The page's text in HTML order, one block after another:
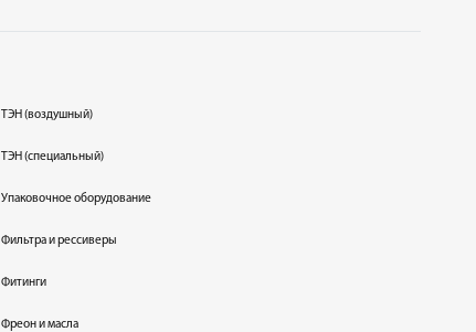
ТЭН (воздушный)
ТЭН (специальный)
Упаковочное оборудование
Фильтра и рессиверы
Фитинги
Фреон и масла